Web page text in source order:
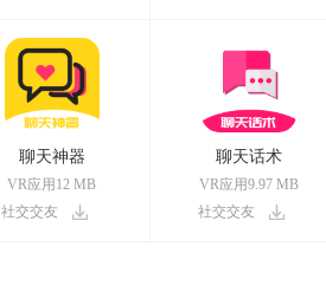
聊天神器
VR应用12 MB
社交交友
聊天话术
VR应用9.97 MB
社交交友